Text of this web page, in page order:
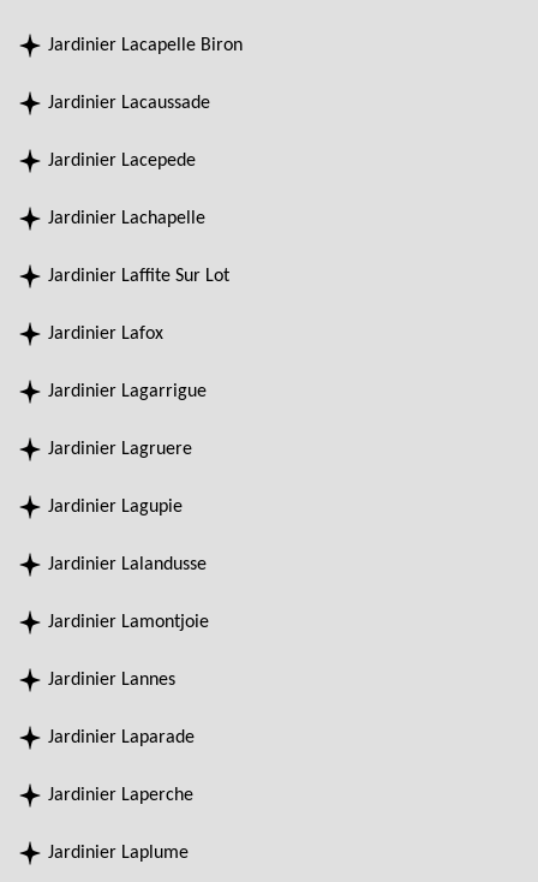
Jardinier Lacapelle Biron
Jardinier Lacaussade
Jardinier Lacepede
Jardinier Lachapelle
Jardinier Laffite Sur Lot
Jardinier Lafox
Jardinier Lagarrigue
Jardinier Lagruere
Jardinier Lagupie
Jardinier Lalandusse
Jardinier Lamontjoie
Jardinier Lannes
Jardinier Laparade
Jardinier Laperche
Jardinier Laplume